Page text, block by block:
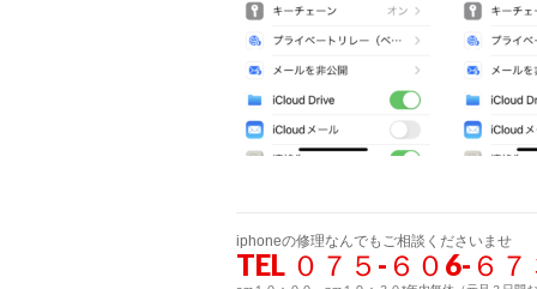
iphoneの修理なんでもご相談くださいませ
TEL ０７５-６０6-６７